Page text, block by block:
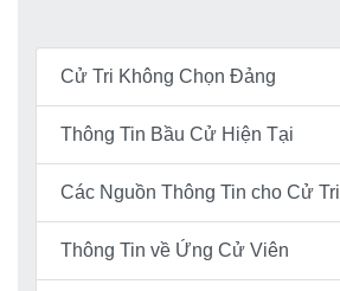
Cử Tri Không Chọn Đảng
Thông Tin Bầu Cử Hiện Tại
Các Nguồn Thông Tin cho Cử Tri
Thông Tin về Ứng Cử Viên